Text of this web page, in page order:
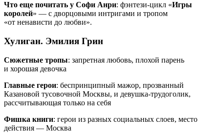
Что еще почитать у Софи Анри: фэнтези-цикл «Игры
королей» — с дворцовыми интригами и тропом
«от ненависти до любви».
Хулиган. Эмилия Грин
Сюжетные тропы: запретная любовь, плохой парень
и хорошая девочка
Главные герои: беспринципный мажор, прозванный
Казановой тусовочной Москвы, и девушка-трудоголик,
рассчитывающая только на себя
Фишка книги: герои из разных социальных слоев, место
действия — Москва